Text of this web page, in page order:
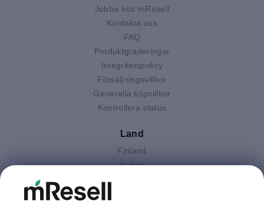
Jobba hos mResell
Kontakta oss
FAQ
Produktgraderingar
Integritetspolicy
Försäljningsvillkor
Generella köpvillkor
Kontrollera status
Land
Finland
Italien